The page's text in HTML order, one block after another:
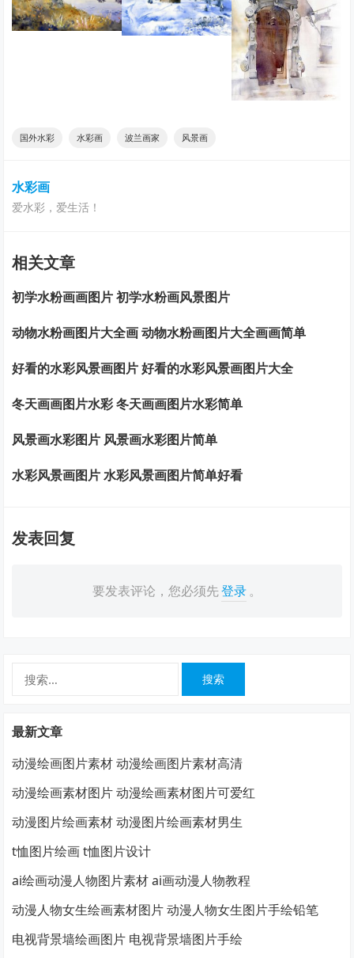
国外水彩 水彩画 波兰画家 风景画
水彩画
爱水彩，爱生活！
相关文章
初学水粉画画图片 初学水粉画风景图片
动物水粉画图片大全画 动物水粉画图片大全画画简单
好看的水彩风景画图片 好看的水彩风景画图片大全
冬天画画图片水彩 冬天画画图片水彩简单
风景画水彩图片 风景画水彩图片简单
水彩风景画图片 水彩风景画图片简单好看
发表回复
要发表评论，您必须先登录。
最新文章
动漫绘画图片素材 动漫绘画图片素材高清
动漫绘画素材图片 动漫绘画素材图片可爱红
动漫图片绘画素材 动漫图片绘画素材男生
t恤图片绘画 t恤图片设计
ai绘画动漫人物图片素材 ai画动漫人物教程
动漫人物女生绘画素材图片 动漫人物女生图片手绘铅笔
电视背景墙绘画图片 电视背景墙图片手绘